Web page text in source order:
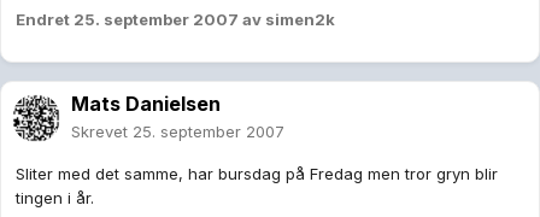
Endret 25. september 2007 av simen2k
Mats Danielsen
Skrevet 25. september 2007
Sliter med det samme, har bursdag på Fredag men tror gryn blir
tingen i år.